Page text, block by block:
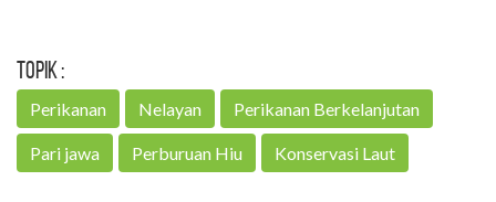
Topik :
Perikanan Nelayan Perikanan Berkelanjutan
Pari jawa Perburuan Hiu Konservasi Laut